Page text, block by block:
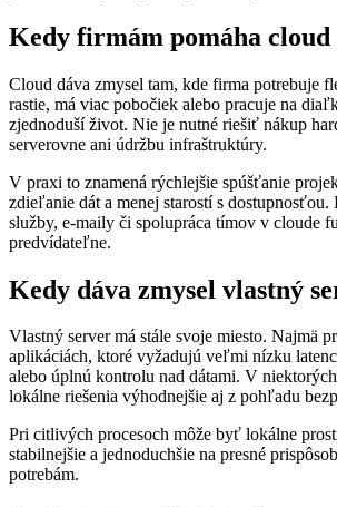
Kedy firmám pomáha cloud
Cloud dáva zmysel tam, kde firma potrebuje
rastie, má viac pobočiek alebo pracuje na
zjednoduší život. Nie je nutné riešiť nákup
serverovne ani údržbu infraštruktúry.
V praxi to znamená rýchlejšie spúšťanie
zdieľanie dát a menej starostí s dostupnosťou.
služby, e-maily či spolupráca tímov v cloude
predvídateľne.
Kedy dáva zmysel vlastný
Vlastný server má stále svoje miesto. Najmä
aplikáciách, ktoré vyžadujú veľmi nízku
alebo úplnú kontrolu nad dátami. V
lokálne riešenia výhodnejšie aj z pohľadu
Pri citlivých procesoch môže byť lokálne
stabilnejšie a jednoduchšie na presné
potrebám.